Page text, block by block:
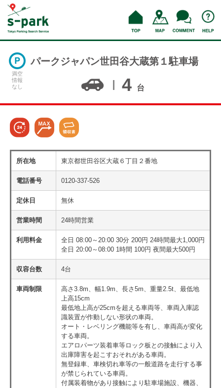
満空
情報
なし
パークジャパン世田谷大蔵第１駐車場
4 台
所在地 東京都世田谷区大蔵６丁目２番地
電話番号 0120-337-526
定休日 無休
営業時間 24時間営業
利用料金
全日 08:00～20:00 30分 200円 24時間最大1,000円
全日 20:00～08:00 1時間 100円 夜間最大500円
収容台数 4台
車両制限
高さ3.8m、幅1.9m、長さ5m、重量2.5t、最低地
上高15cm
最低地上高が25cmを超える車両等、車両入庫認
識装置が作動しない形状の車両。
オート・レベリング機能等を有し、車両高が変化
する車両。
エアロパーツ装着車等ロック板との接触により入
出庫障害を起こすおそれがある車両。
無登録車、車検切れ車等の一般道路を走行する事
が禁じられている車両。
付属装着物があり接触により駐車場施設、機器、